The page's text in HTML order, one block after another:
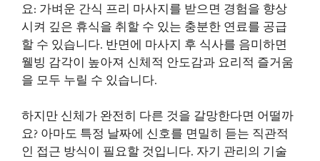
요: 가벼운 간식 프리 마사지를 받으면 경험을 향상
시켜 깊은 휴식을 취할 수 있는 충분한 연료를 공급
할 수 있습니다. 반면에 마사지 후 식사를 음미하면
웰빙 감각이 높아져 신체적 안도감과 요리적 즐거움
을 모두 누릴 수 있습니다.
하지만 신체가 완전히 다른 것을 갈망한다면 어떨까
요? 아마도 특정 날짜에 신호를 면밀히 듣는 직관적
인 접근 방식이 필요할 것입니다. 자기 관리의 기술